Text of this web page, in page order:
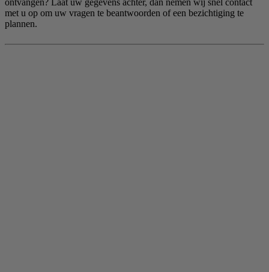
ontvangen? Laat uw gegevens achter, dan nemen wij snel contact
met u op om uw vragen te beantwoorden of een bezichtiging te
plannen.